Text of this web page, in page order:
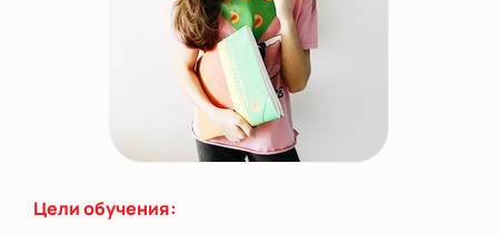
Цели обучения: